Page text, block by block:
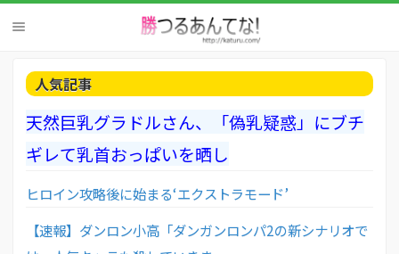
人気記事
天然巨乳グラドルさん、「偽乳疑惑」にブチ
ギレて乳首おっぱいを晒し
ヒロイン攻略後に始まる‘エクストラモード’
【速報】ダンロン小高「ダンガンロンパ2の新シナリオで